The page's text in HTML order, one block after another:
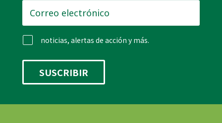
electrónico *
noticias, alertas de acción y más.